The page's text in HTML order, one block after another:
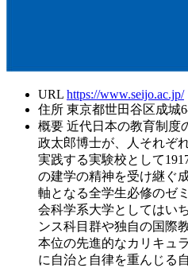
URL https://www.seijo.ac.jp/
住所 東京都世田谷区成城
概要 近代日本の教育制度
政太郎博士が、人それぞ
実践する実験校として
の建学の精神を受け継ぐ
軸となる全学生必修のゼ
会科学系大学としてはい
ンス科目群や独自の国際
本位の先進的なカリキュ
に自治と自律を重んじる